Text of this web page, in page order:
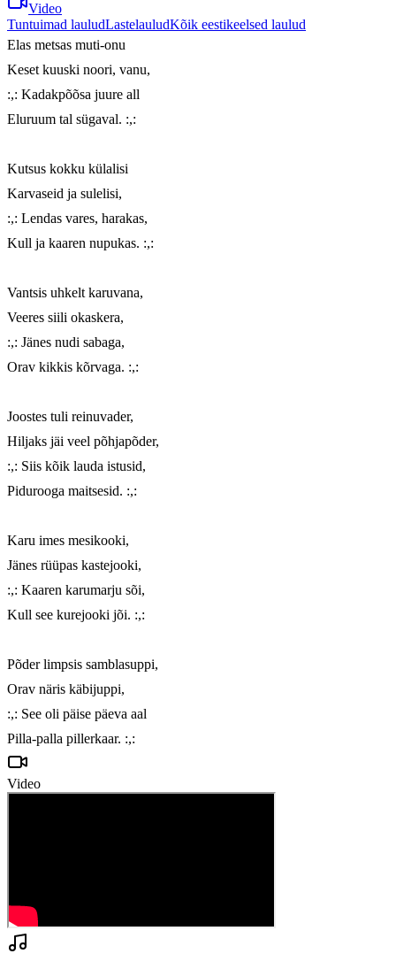
Video
Tuntuimad lauludLastelauludKõik eestikeelsed laulud
Elas metsas muti-onu
Keset kuuski noori, vanu,
:,: Kadakpõõsa juure all
Eluruum tal sügaval. :,:
Kutsus kokku külalisi
Karvaseid ja sulelisi,
:,: Lendas vares, harakas,
Kull ja kaaren nupukas. :,:
Vantsis uhkelt karuvana,
Veeres siili okaskera,
:,: Jänes nudi sabaga,
Orav kikkis kõrvaga. :,:
Joostes tuli reinuvader,
Hiljaks jäi veel põhjapõder,
:,: Siis kõik lauda istusid,
Pidurooga maitsesid. :,:
Karu imes mesikooki,
Jänes rüüpas kastejooki,
:,: Kaaren karumarju sõi,
Kull see kurejooki jõi. :,:
Põder limpsis samblasuppi,
Orav näris käbijuppi,
:,: See oli päise päeva aal
Pilla-palla pillerkaar. :,:
Video